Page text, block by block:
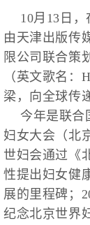
10月13日，
由天津出版传
限公司联合策
（英文歌名
梁，向全球传
今年是联合
妇女大会（北
世妇会通过《
性提出妇女健
展的里程碑；
纪念北京世界